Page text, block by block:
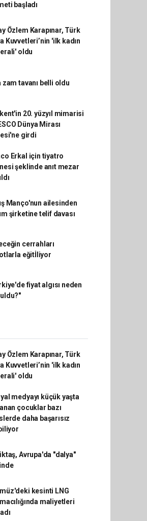
başladı
Özlem Karapınar, Türk
Kuvvetleri’nin 'ilk kadın
oldu
zam tavanı belli oldu
20. yüzyıl mimarisi
Dünya Mirası
girdi
Erkal için tiyatro
şeklinde anıt mezar
Manço'nun ailesinden
şirketine telif davası
cerrahları
eğitİliyor
fiyat algısı neden
Özlem Karapınar, Türk
Kuvvetleri’nin 'ilk kadın
oldu
medyayı küçük yaşta
çocuklar bazı
daha başarısız
Avrupa'da "dalya"
kesinti LNG
maliyetleri